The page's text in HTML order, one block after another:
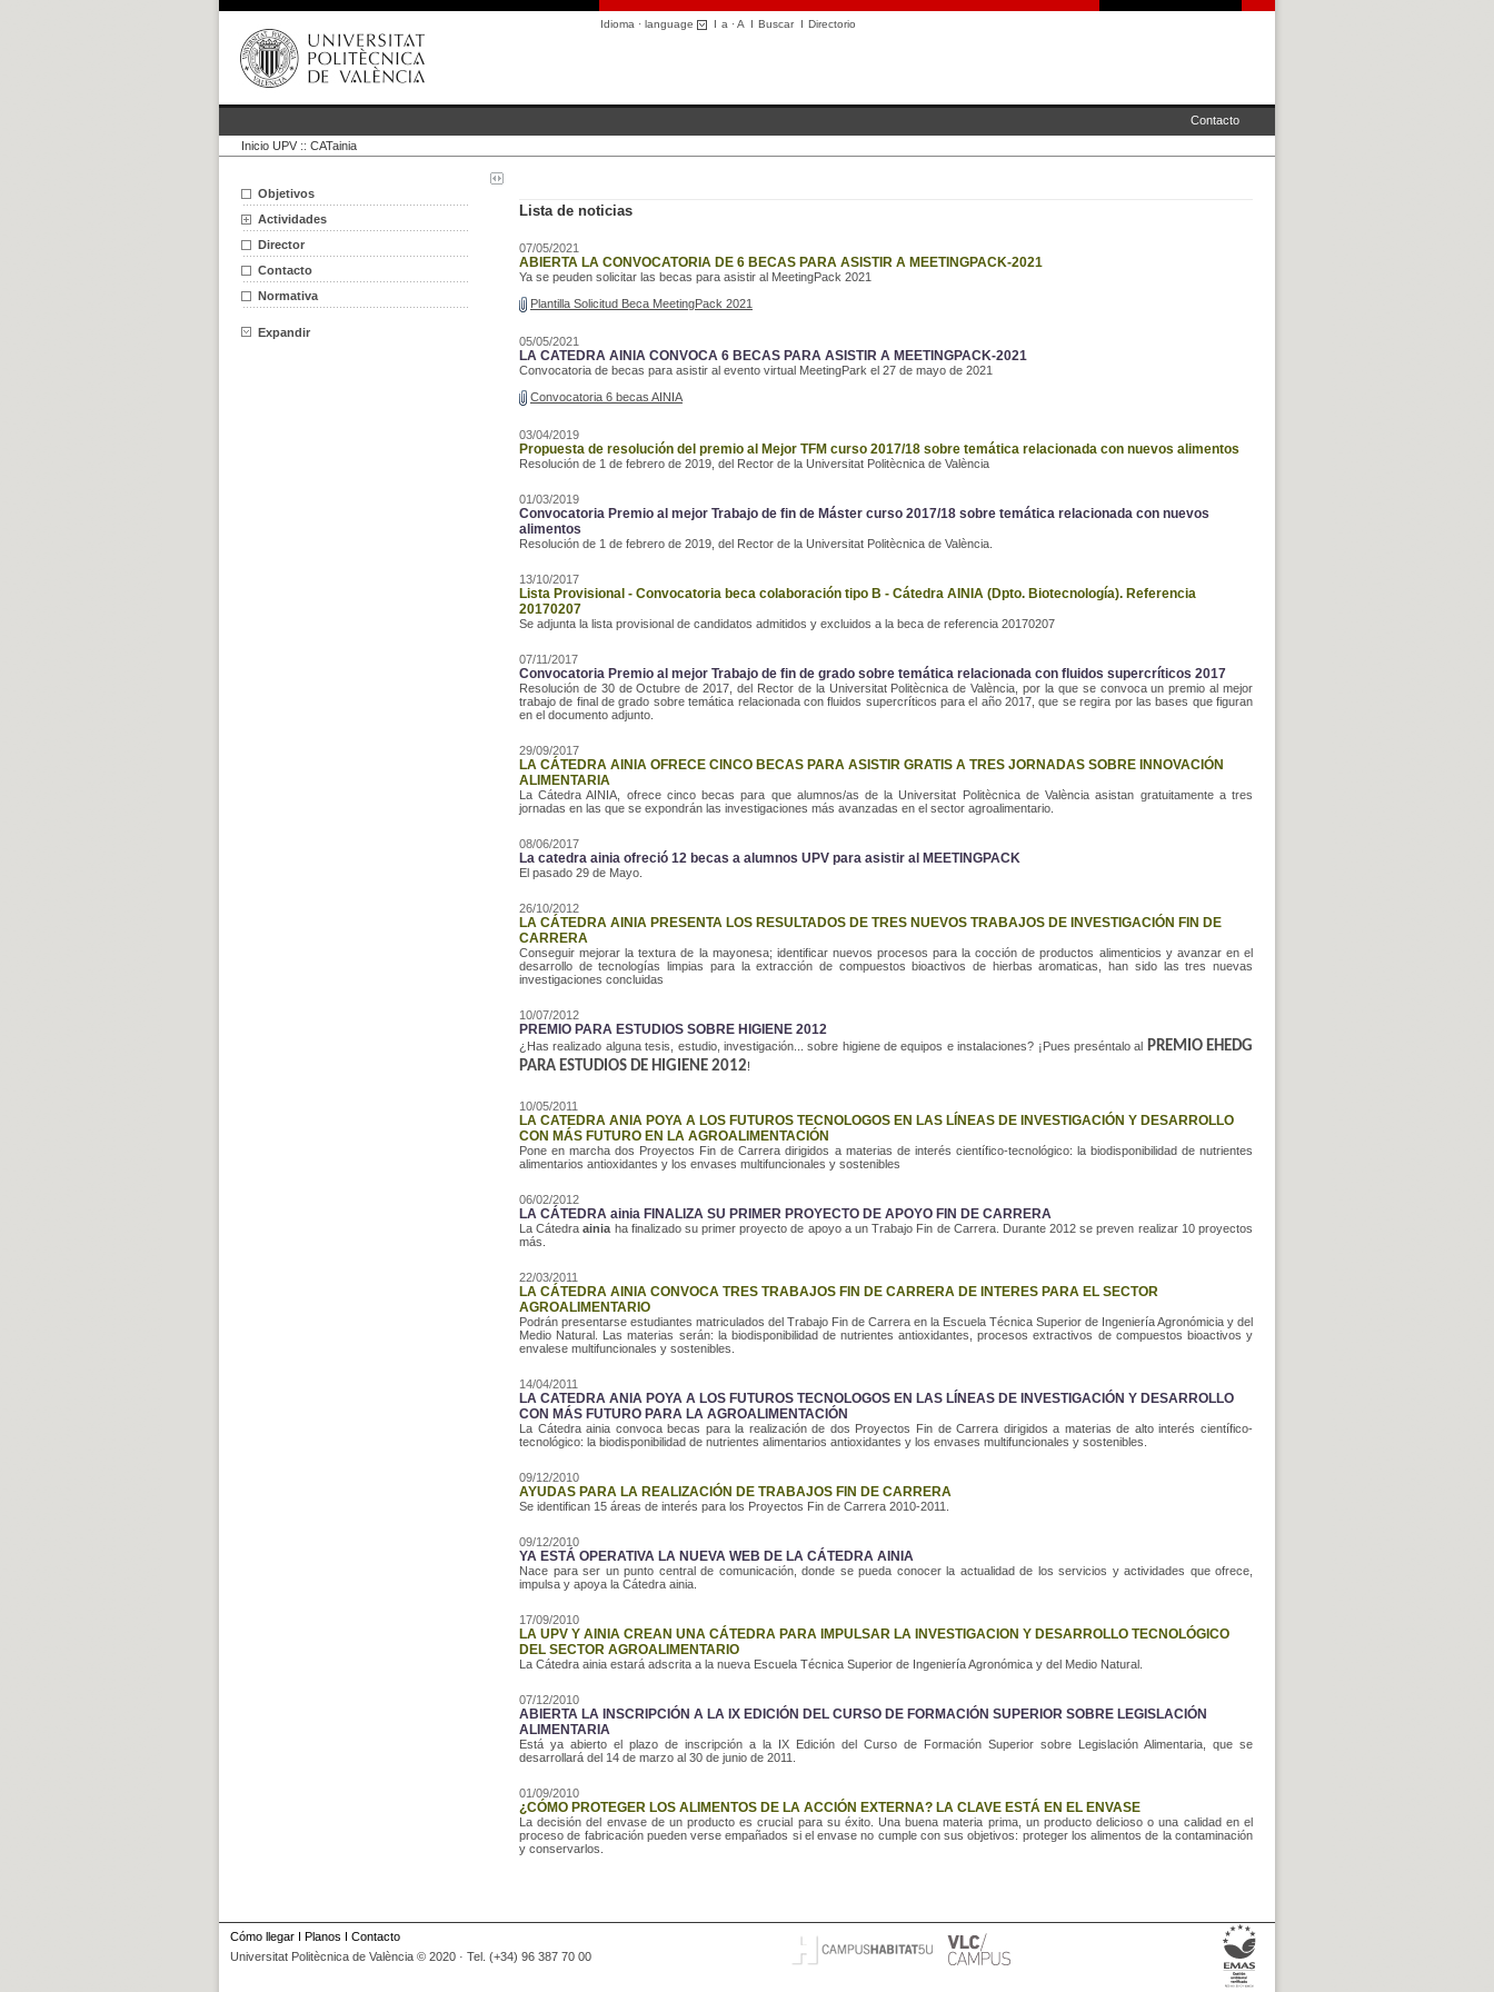
Idioma · language I a ·A I BuscarI Directorio
Contacto
Inicio UPV :: CATainia
Objetivos
Actividades
Director
Contacto
Normativa
Expandir
Lista de noticias
07/05/2021
ABIERTA LA CONVOCATORIA DE 6 BECAS PARA ASISTIR A MEETINGPACK-2021
Ya se peuden solicitar las becas para asistir al MeetingPack 2021
Plantilla Solicitud Beca MeetingPack 2021
05/05/2021
LA CATEDRA AINIA CONVOCA 6 BECAS PARA ASISTIR A MEETINGPACK-2021
Convocatoria de becas para asistir al evento virtual MeetingPark el 27 de mayo de 2021
Convocatoria 6 becas AINIA
03/04/2019
Propuesta de resolución del premio al Mejor TFM curso 2017/18 sobre temática relacionada con nuevos alimentos
Resolución de 1 de febrero de 2019, del Rector de la Universitat Politècnica de València
01/03/2019
Convocatoria Premio al mejor Trabajo de fin de Máster curso 2017/18 sobre temática relacionada con nuevos
alimentos
Resolución de 1 de febrero de 2019, del Rector de la Universitat Politècnica de València.
13/10/2017
Lista Provisional - Convocatoria beca colaboración tipo B - Cátedra AINIA (Dpto. Biotecnología). Referencia
20170207
Se adjunta la lista provisional de candidatos admitidos y excluidos a la beca de referencia 20170207
07/11/2017
Convocatoria Premio al mejor Trabajo de fin de grado sobre temática relacionada con fluidos supercríticos 2017
Resolución de 30 de Octubre de 2017, del Rector de la Universitat Politècnica de València, por la que se convoca un premio al mejor
trabajo de final de grado sobre temática relacionada con fluidos supercríticos para el año 2017, que se regira por las bases que figuran
en el documento adjunto.
29/09/2017
LA CÁTEDRA AINIA OFRECE CINCO BECAS PARA ASISTIR GRATIS A TRES JORNADAS SOBRE INNOVACIÓN
ALIMENTARIA
La Cátedra AINIA, ofrece cinco becas para que alumnos/as de la Universitat Politècnica de València asistan gratuitamente a tres
jornadas en las que se expondrán las investigaciones más avanzadas en el sector agroalimentario.
08/06/2017
La catedra ainia ofreció 12 becas a alumnos UPV para asistir al MEETINGPACK
El pasado 29 de Mayo.
26/10/2012
LA CÁTEDRA AINIA PRESENTA LOS RESULTADOS DE TRES NUEVOS TRABAJOS DE INVESTIGACIÓN FIN DE
CARRERA
Conseguir mejorar la textura de la mayonesa; identificar nuevos procesos para la cocción de productos alimenticios y avanzar en el
desarrollo de tecnologías limpias para la extracción de compuestos bioactivos de hierbas aromaticas, han sido las tres nuevas
investigaciones concluidas
10/07/2012
PREMIO PARA ESTUDIOS SOBRE HIGIENE 2012
¿Has realizado alguna tesis, estudio, investigación... sobre higiene de equipos e instalaciones? ¡Pues preséntalo al PREMIO EHEDG
PARA ESTUDIOS DE HIGIENE 2012!
10/05/2011
LA CATEDRA ANIA POYA A LOS FUTUROS TECNOLOGOS EN LAS LÍNEAS DE INVESTIGACIÓN Y DESARROLLO
CON MÁS FUTURO EN LA AGROALIMENTACIÓN
Pone en marcha dos Proyectos Fin de Carrera dirigidos a materias de interés científico-tecnológico: la biodisponibilidad de nutrientes
alimentarios antioxidantes y los envases multifuncionales y sostenibles
06/02/2012
LA CÁTEDRA ainia FINALIZA SU PRIMER PROYECTO DE APOYO FIN DE CARRERA
La Cátedraainia ha finalizado su primer proyecto de apoyo a un Trabajo Fin de Carrera. Durante 2012 se preven realizar 10 proyectos
más.
22/03/2011
LA CÁTEDRA AINIA CONVOCA TRES TRABAJOS FIN DE CARRERA DE INTERES PARA EL SECTOR
AGROALIMENTARIO
Podrán presentarse estudiantes matriculados del Trabajo Fin de Carrera en la Escuela Técnica Superior de Ingeniería Agronómicia y del
Medio Natural. Las materias serán: la biodisponibilidad de nutrientes antioxidantes, procesos extractivos de compuestos bioactivos y
envalese multifuncionales y sostenibles.
14/04/2011
LA CATEDRA ANIA POYA A LOS FUTUROS TECNOLOGOS EN LAS LÍNEAS DE INVESTIGACIÓN Y DESARROLLO
CON MÁS FUTURO PARA LA AGROALIMENTACIÓN
La Cátedra ainia convoca becas para la realización de dos Proyectos Fin de Carrera dirigidos a materias de alto interés científico-
tecnológico: la biodisponibilidad de nutrientes alimentarios antioxidantes y los envases multifuncionales y sostenibles.
09/12/2010
AYUDAS PARA LA REALIZACIÓN DE TRABAJOS FIN DE CARRERA
Se identifican 15 áreas de interés para los Proyectos Fin de Carrera 2010-2011.
09/12/2010
YA ESTÁ OPERATIVA LA NUEVA WEB DE LA CÁTEDRA AINIA
Nace para ser un punto central de comunicación, donde se pueda conocer la actualidad de los servicios y actividades que ofrece,
impulsa y apoya la Cátedra ainia.
17/09/2010
LA UPV Y AINIA CREAN UNA CÁTEDRA PARA IMPULSAR LA INVESTIGACION Y DESARROLLO TECNOLÓGICO
DEL SECTOR AGROALIMENTARIO
La Cátedra ainia estará adscrita a la nueva Escuela Técnica Superior de Ingeniería Agronómica y del Medio Natural.
07/12/2010
ABIERTA LA INSCRIPCIÓN A LA IX EDICIÓN DEL CURSO DE FORMACIÓN SUPERIOR SOBRE LEGISLACIÓN
ALIMENTARIA
Está ya abierto el plazo de inscripción a la IX Edición del Curso de Formación Superior sobre Legislación Alimentaria, que se
desarrollará del 14 de marzo al 30 de junio de 2011.
01/09/2010
¿CÓMO PROTEGER LOS ALIMENTOS DE LA ACCIÓN EXTERNA? LA CLAVE ESTÁ EN EL ENVASE
La decisión del envase de un producto es crucial para su éxito. Una buena materia prima, un producto delicioso o una calidad en el
proceso de fabricación pueden verse empañados si el envase no cumple con sus objetivos: proteger los alimentos de la contaminación
y conservarlos.
Cómo llegar Planos
Contacto
Universitat Politècnica de València © 2020 · Tel. (+34) 96 387 70 00